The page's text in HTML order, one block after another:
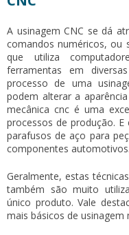
A usinagem CNC se dá
comandos numéricos, ou
que utiliza
ferramentas em
processo de uma
podem alterar a
mecânica cnc é uma
processos de produção.
parafusos de aço para
componentes automotivos.
Geralmente, estas
também são muito
único produto. Vale
mais básicos de usinagem